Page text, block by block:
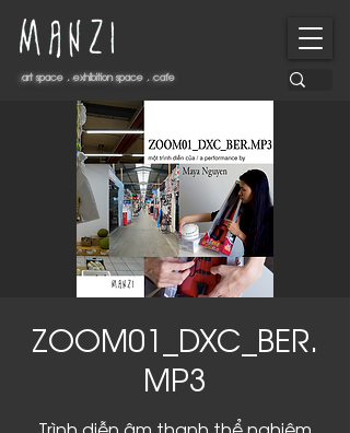
art space . exhibition space . cafe
art space . exhibition space . cafe
ZOOM01_DXC_BER.
MP3